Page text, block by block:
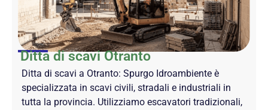
Ditta di scavi Otranto
Ditta di scavi a Otranto: Spurgo Idroambiente è
specializzata in scavi civili, stradali e industriali in
tutta la provincia. Utilizziamo escavatori tradizionali,